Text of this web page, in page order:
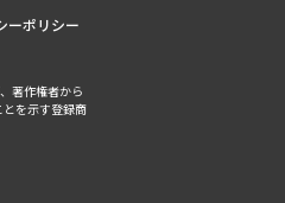
ーポリシー
著作権者から
を示す登録商